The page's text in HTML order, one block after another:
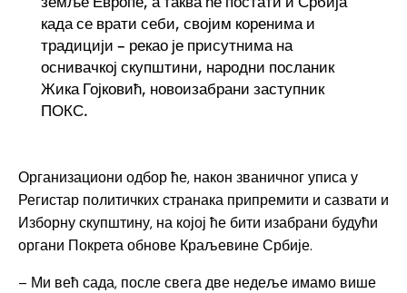
када се врати себи, својим коренима и
традицији – рекао је присутнима на
оснивачкој скупштини, народни посланик
Жика Гојковић, новоизабрани заступник
ПОКС.
Организациони одбор ће, након званичног уписа у
Регистар политичких странака припремити и сазвати и
Изборну скупштину, на којој ће бити изабрани будући
органи Покрета обнове Краљевине Србије.
– Ми већ сада, после свега две недеље имамо више